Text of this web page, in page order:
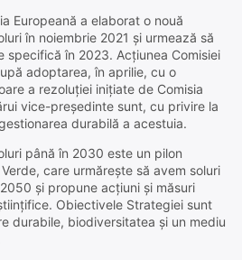
Europeană a elaborat o nouă
în noiembrie 2021 și urmează să
specifică în 2023. Acțiunea Comisiei
adoptarea, în aprilie, cu o
a rezoluției inițiate de Comisia
vice-președinte sunt, cu privire la
durabilă a acestuia.
până în 2030 este un pilon
care urmărește să avem soluri
și propune acțiuni și măsuri
Obiectivele Strategiei sunt
durabile, biodiversitatea și un mediu